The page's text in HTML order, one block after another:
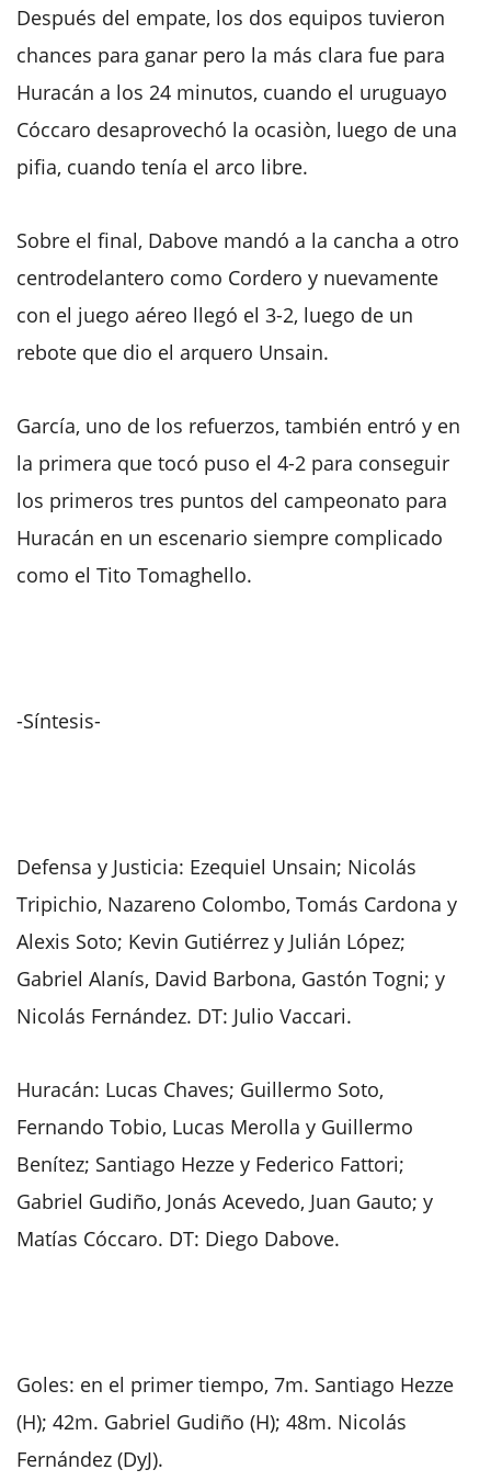
Después del empate, los dos equipos tuvieron
chances para ganar pero la más clara fue para
Huracán a los 24 minutos, cuando el uruguayo
Cóccaro desaprovechó la ocasiòn, luego de una
pifia, cuando tenía el arco libre.
Sobre el final, Dabove mandó a la cancha a otro
centrodelantero como Cordero y nuevamente
con el juego aéreo llegó el 3-2, luego de un
rebote que dio el arquero Unsain.
García, uno de los refuerzos, también entró y en
la primera que tocó puso el 4-2 para conseguir
los primeros tres puntos del campeonato para
Huracán en un escenario siempre complicado
como el Tito Tomaghello.
-Síntesis-
Defensa y Justicia: Ezequiel Unsain; Nicolás
Tripichio, Nazareno Colombo, Tomás Cardona y
Alexis Soto; Kevin Gutiérrez y Julián López;
Gabriel Alanís, David Barbona, Gastón Togni; y
Nicolás Fernández. DT: Julio Vaccari.
Huracán: Lucas Chaves; Guillermo Soto,
Fernando Tobio, Lucas Merolla y Guillermo
Benítez; Santiago Hezze y Federico Fattori;
Gabriel Gudiño, Jonás Acevedo, Juan Gauto; y
Matías Cóccaro. DT: Diego Dabove.
Goles: en el primer tiempo, 7m. Santiago Hezze
(H); 42m. Gabriel Gudiño (H); 48m. Nicolás
Fernández (DyJ).